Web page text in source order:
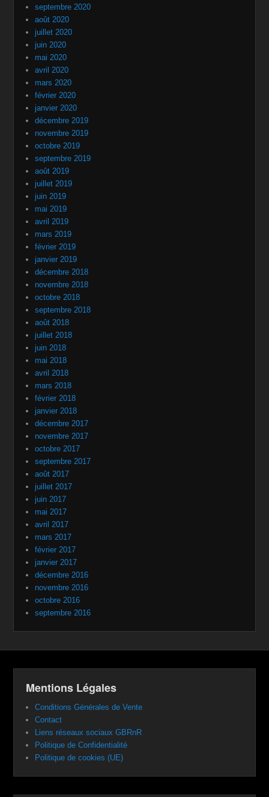
septembre 2020
août 2020
juillet 2020
juin 2020
mai 2020
avril 2020
mars 2020
février 2020
janvier 2020
décembre 2019
novembre 2019
octobre 2019
septembre 2019
août 2019
juillet 2019
juin 2019
mai 2019
avril 2019
mars 2019
février 2019
janvier 2019
décembre 2018
novembre 2018
octobre 2018
septembre 2018
août 2018
juillet 2018
juin 2018
mai 2018
avril 2018
mars 2018
février 2018
janvier 2018
décembre 2017
novembre 2017
octobre 2017
septembre 2017
août 2017
juillet 2017
juin 2017
mai 2017
avril 2017
mars 2017
février 2017
janvier 2017
décembre 2016
novembre 2016
octobre 2016
septembre 2016
Mentions Légales
Conditions Générales de Vente
Contact
Liens réseaux sociaux GBRnR
Politique de Confidentialité
Politique de cookies (UE)